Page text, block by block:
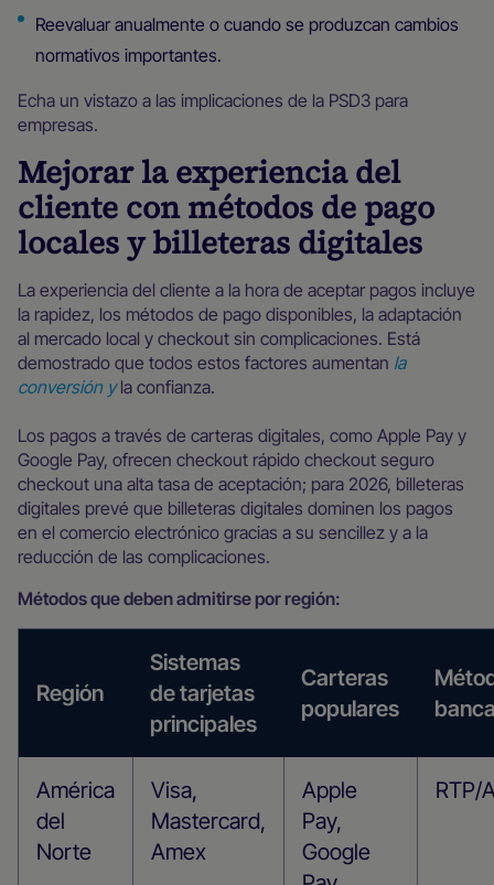
Reevaluar anualmente o cuando se produzcan cambios
normativos importantes.
Echa un vistazo a las implicaciones de la PSD3 para
empresas.
Mejorar la experiencia del
cliente con métodos de pago
locales y billeteras digitales
La experiencia del cliente a la hora de aceptar pagos incluye
la rapidez, los métodos de pago disponibles, la adaptación
al mercado local y checkout sin complicaciones. Está
demostrado que todos estos factores aumentan la
conversión yla confianza.
Los pagos a través de carteras digitales, como Apple Pay y
Google Pay, ofrecen checkout rápido checkout seguro
checkout una alta tasa de aceptación; para 2026, billeteras
digitales prevé que billeteras digitales dominen los pagos
en el comercio electrónico gracias a su sencillez y a la
reducción de las complicaciones.
Métodos que deben admitirse por región:
Región
Sistemas
de tarjetas
principales
Carteras
populares
América
del
Norte
Visa,
Mastercard,
Amex
Apple
Pay,
Google
RTP/